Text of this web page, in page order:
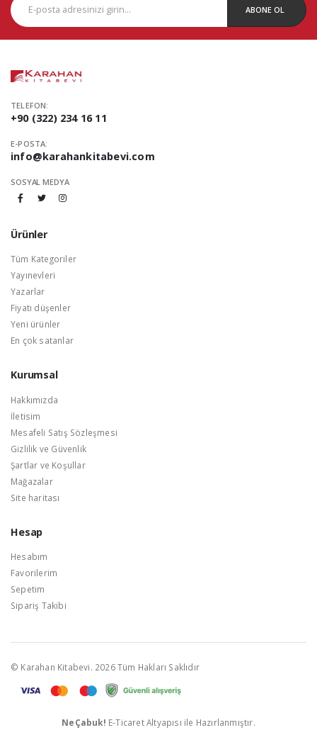
ABONE OL
TELEFON:
+90 (322) 234 16 11
E-POSTA:
info@karahankitabevi.com
SOSYAL MEDYA
Ürünler
Tüm Kategoriler
Yayınevleri
Yazarlar
Fiyatı düşenler
Yeni ürünler
En çok satanlar
Kurumsal
Hakkımızda
İletisim
Mesafeli Satış Sözleşmesi
Gizlilik ve Güvenlik
Şartlar ve Koşullar
Mağazalar
Site haritası
Hesap
Hesabım
Favorilerim
Sepetim
Sipariş Takibi
© Karahan Kitabevi. 2026 Tüm Hakları Saklıdır
NeÇabuk! E-Ticaret Altyapısı ile Hazırlanmıştır.